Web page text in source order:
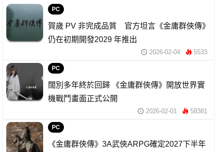
PC
賀歲 PV 非完成品質 官方坦言《金庸群俠傳》
仍在初期開發2029 年推出
2026-02-04 5533
PC
闊別多年終於回歸 《金庸群俠傳》開放世界實
機戰鬥畫面正式公開
2026-02-01 58381
PC
《金庸群俠傳》3A武俠ARPG確定2027下半年